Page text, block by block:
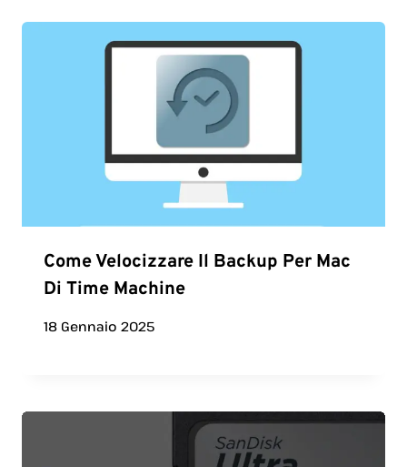
Come Velocizzare Il Backup Per Mac
Di Time Machine
18 Gennaio 2025